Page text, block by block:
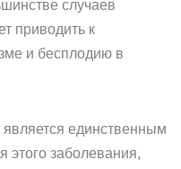
случаев
приводить к
и бесплодию в
единственным
заболевания,